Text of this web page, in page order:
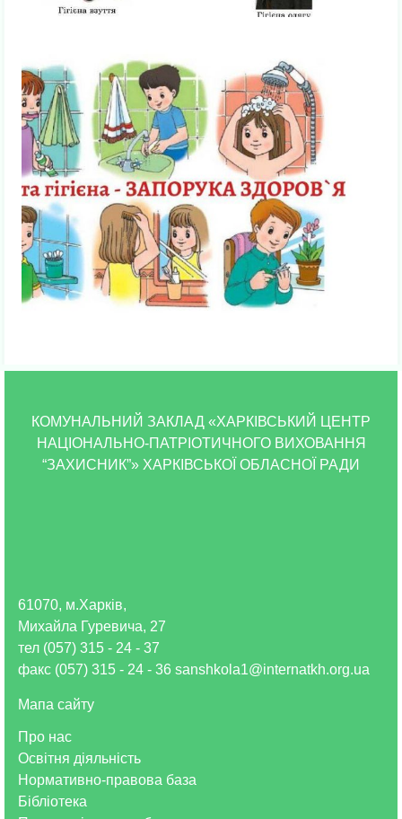
КОМУНАЛЬНИЙ ЗАКЛАД «ХАРКІВСЬКИЙ ЦЕНТР
НАЦІОНАЛЬНО-ПАТРІОТИЧНОГО ВИХОВАННЯ
“ЗАХИСНИК”» ХАРКІВСЬКОЇ ОБЛАСНОЇ РАДИ
Про нас
Освітня діяльність
Нормативно-правова база
Бібліотека
61070, м.Харків,
Михайла Гуревича, 27
тел (057) 315 - 24 - 37
факс (057) 315 - 24 - 36 sanshkola1@internatkh.org.ua
Мапа сайту